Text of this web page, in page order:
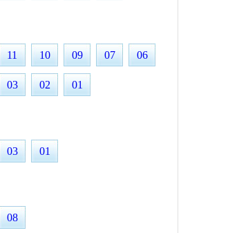
11 10 09 07 06
03 02 01
03 01
08